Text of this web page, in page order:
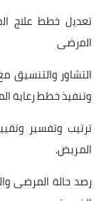
تعدﯾل ﺧطط ﻋﻼج
اﻟﻣرﺿﯽ
التشاور والتنسيق
وتنفيذ خطط رعاية
ترتيب وتفسير
المريض.
رصد حالة المرضى